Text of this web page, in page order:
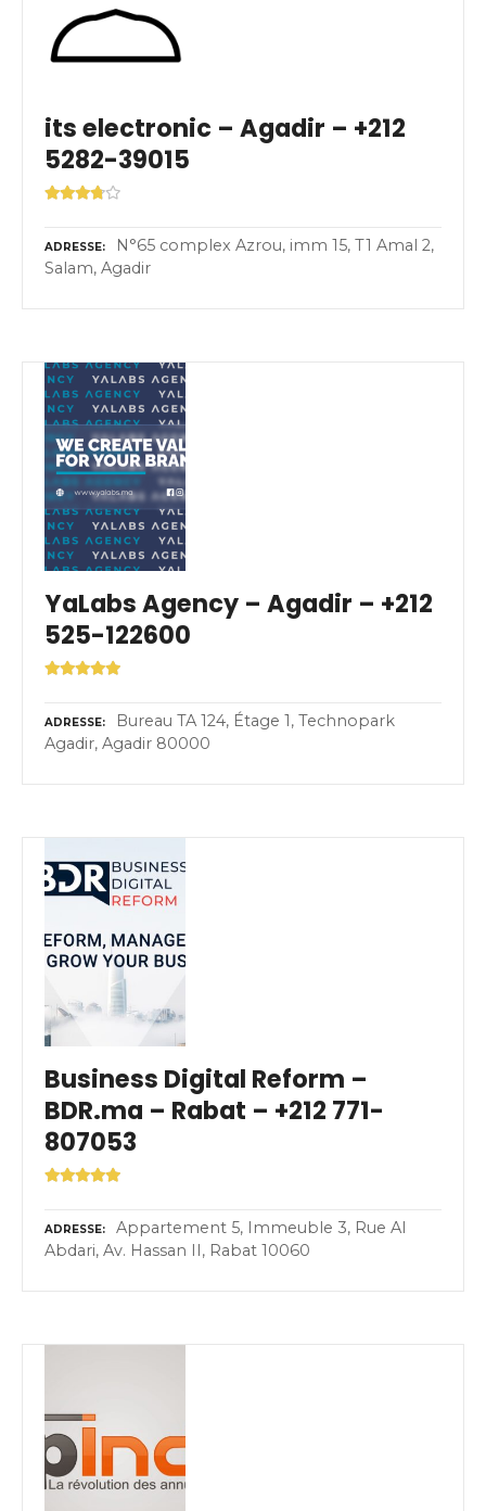
its electronic – Agadir – +212
5282-39015
ADRESSE
N°65 complex Azrou, imm 15, T1 Amal 2,
Salam, Agadir
YaLabs Agency – Agadir – +212
525-122600
ADRESSE
Bureau TA 124, Étage 1, Technopark
Agadir, Agadir 80000
Business Digital Reform –
BDR.ma – Rabat – +212 771-
807053
ADRESSE
Appartement 5, Immeuble 3, Rue Al
Abdari, Av. Hassan II, Rabat 10060